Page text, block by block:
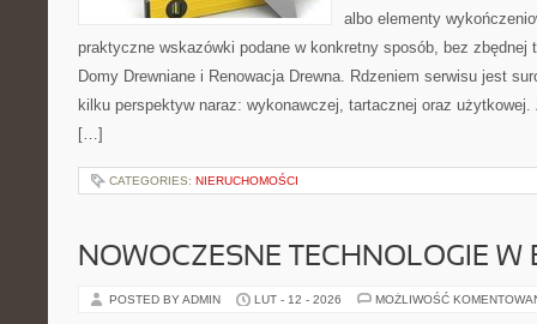
albo elementy
praktyczne wskazówki podane w konkretny sposób, bez zbędnej
Domy Drewniane i Renowacja Drewna. Rdzeniem serwisu jest
kilku perspektyw naraz: wykonawczej, tartacznej oraz
[…]
CATEGORIES: NIERUCHOMOŚCI
NOWOCZESNE TECHNOLOGIE W
POSTED BY ADMIN LUT - 12 - 2026 MOŻLIWOŚĆ